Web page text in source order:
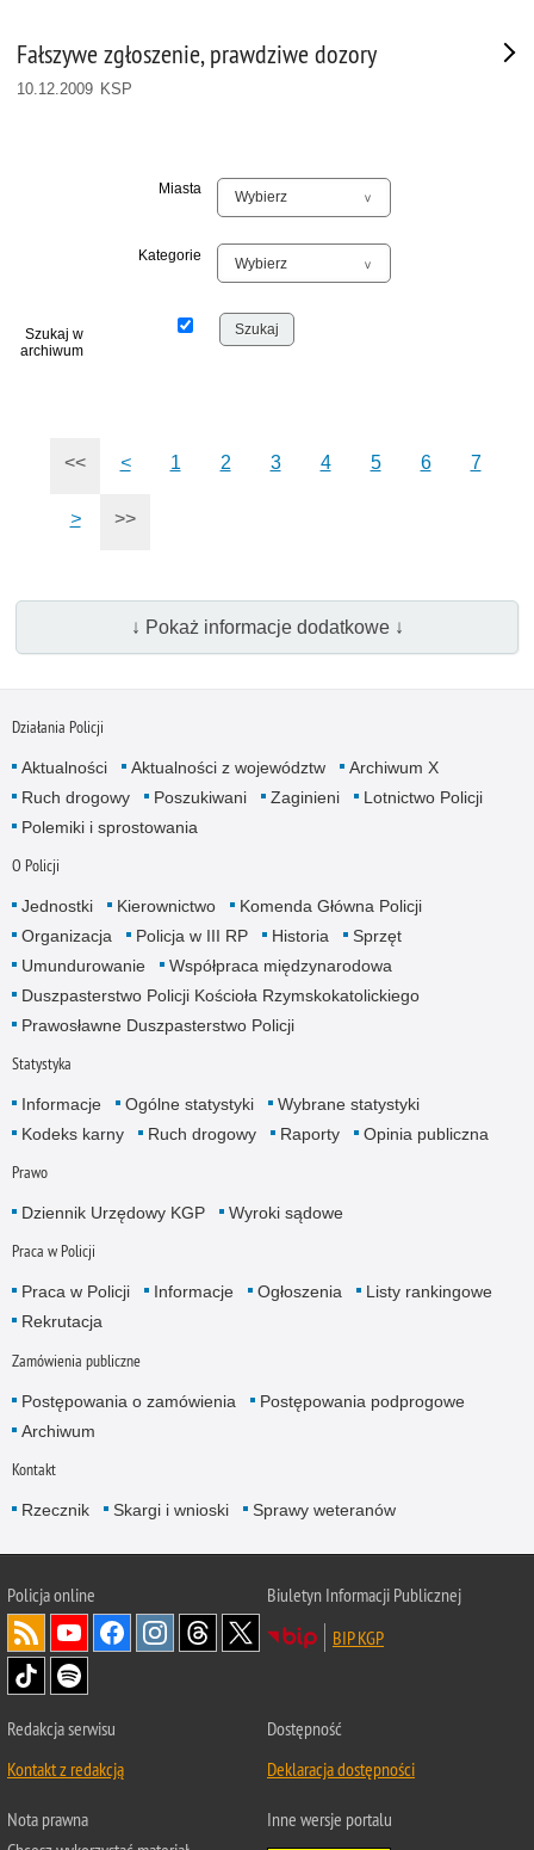
Fałszywe zgłoszenie, prawdziwe dozory
10.12.2009 KSP
Miasta
Kategorie
Szukaj w
archiwum
<< < 1 2 3 4 5 6 7
> >>
↓ Pokaż informacje dodatkowe ↓
Działania Policji
Aktualności Aktualności z województw
Archiwum X
Ruch drogowy
Poszukiwani Zaginieni
Lotnictwo Policji
Polemiki i sprostowania
O Policji
Jednostki Kierownictwo
Komenda Główna Policji
Organizacja
Policja w III RP Historia
Sprzęt
Umundurowanie
Współpraca międzynarodowa
Duszpasterstwo Policji Kościoła Rzymskokatolickiego
Prawosławne Duszpasterstwo Policji
Statystyka
Informacje Ogólne statystyki
Wybrane statystyki
Kodeks karny
Ruch drogowy Raporty Opinia publiczna
Prawo
Dziennik Urzędowy KGP Wyroki sądowe
Praca w Policji
Praca w Policji Informacje Ogłoszenia
Listy rankingowe
Rekrutacja
Zamówienia publiczne
Postępowania o zamówienia
Postępowania podprogowe
Archiwum
Kontakt
Rzecznik Skargi i wnioski Sprawy weteranów
Policjaonline
Biuletyn Informacji Publicznej
BIP KGP
Redakcja serwisu
Kontakt z redakcją
Dostępność
Deklaracja dostępności
Nota prawna
Inne wersje portalu